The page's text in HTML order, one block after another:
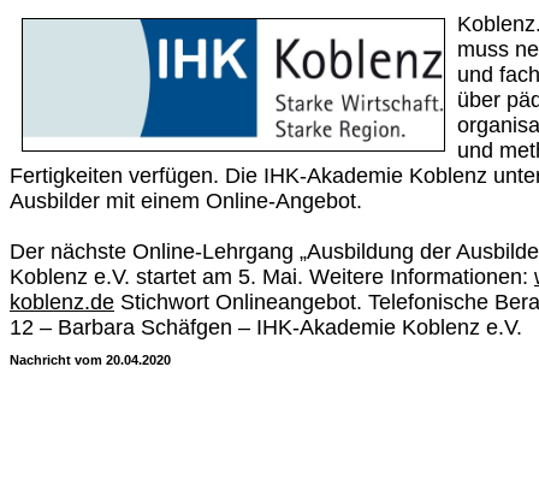
muss
und
über
und
Fertigkeiten verfügen. Die IHK-Akademie Koblenz
Ausbilder mit einem Online-Angebot.
Der nächste Online-Lehrgang „Ausbildung der
Koblenz e.V. startet am 5. Mai. Weitere Informationen:
koblenz.de Stichwort Onlineangebot. Telefonische
12 – Barbara Schäfgen – IHK-Akademie Koblenz e.V.
Nachricht vom 20.04.2020